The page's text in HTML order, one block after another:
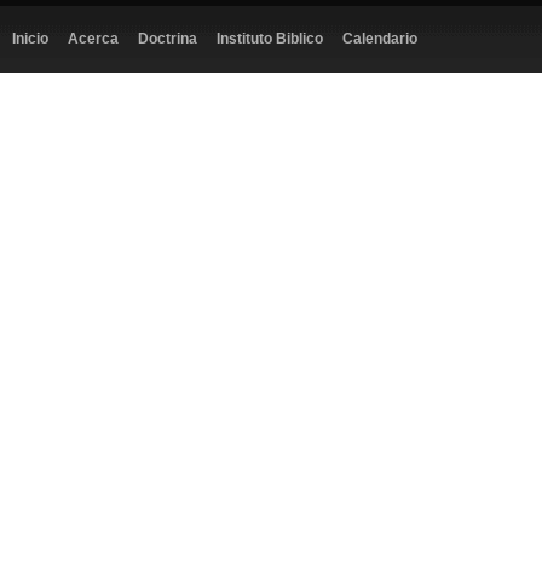
Inicio Acerca Doctrina Instituto Biblico Calendario